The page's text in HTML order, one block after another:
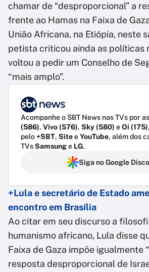
chamar de “desproporcional” a
frente ao Hamas na Faixa de
União Africana, na Etiópia, neste
petista criticou ainda as políticas
voltou a pedir um Conselho de
“mais amplo”.
Acompanhe o SBT News nas TVs por
(586), Vivo (576), Sky (580) eOi (175)
pelo+SBT, SiteeYouTube, além dos
TVsSamsunge LG.
Siga no Google
+Lula e secretário de Estado
encontro em Brasília
Ao citar em seu discurso a
humanismo africano, Lula disse
Faixa de Gaza impõe igualmente
resposta desproporcional de